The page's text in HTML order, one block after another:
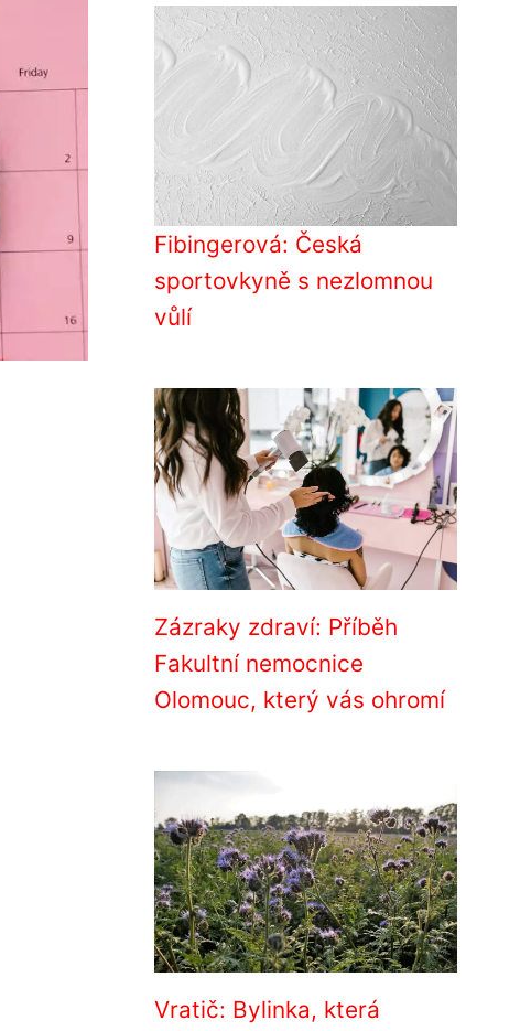
Fibingerová: Česká
sportovkyně s nezlomnou
vůlí
Zázraky zdraví: Příběh
Fakultní nemocnice
Olomouc, který vás ohromí
Vratič: Bylinka, která